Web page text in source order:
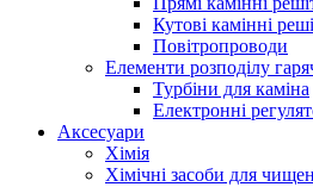
Кутові камінні
Повітропроводи
Елементи розподілу
Турбіни для каміна
Електронні
Аксесуари
Хімія
Хімічні засоби для